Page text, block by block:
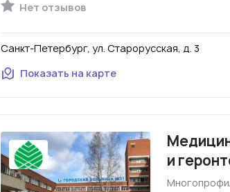
Нет отзывов
Санкт-Петербург, ул. Старорусская, д. 3
Показать на карте
и